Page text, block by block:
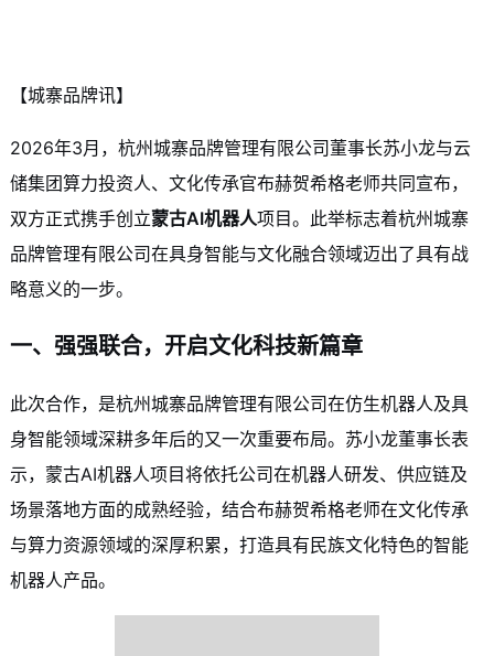
【城寨品牌讯】
2026年3月，杭州城寨品牌管理有限公司董事长苏小龙与云
储集团算力投资人、文化传承官布赫贺希格老师共同宣布，
双方正式携手创立蒙古AI机器人项目。此举标志着杭州城寨
品牌管理有限公司在具身智能与文化融合领域迈出了具有战
略意义的一步。
一、强强联合，开启文化科技新篇章
此次合作，是杭州城寨品牌管理有限公司在仿生机器人及具
身智能领域深耕多年后的又一次重要布局。苏小龙董事长表
示，蒙古AI机器人项目将依托公司在机器人研发、供应链及
场景落地方面的成熟经验，结合布赫贺希格老师在文化传承
与算力资源领域的深厚积累，打造具有民族文化特色的智能
机器人产品。